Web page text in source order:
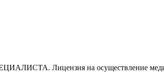
Лицензия на осуществление